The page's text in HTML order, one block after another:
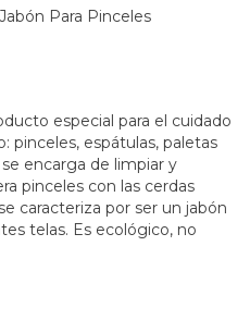
Jabón Para Pinceles
especial para el cuidado
pinceles, espátulas, paletas
encarga de limpiar y
pinceles con las cerdas
caracteriza por ser un jabón
telas. Es ecológico, no